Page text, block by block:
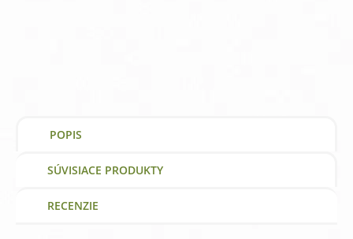
POPIS
SÚVISIACE PRODUKTY
RECENZIE